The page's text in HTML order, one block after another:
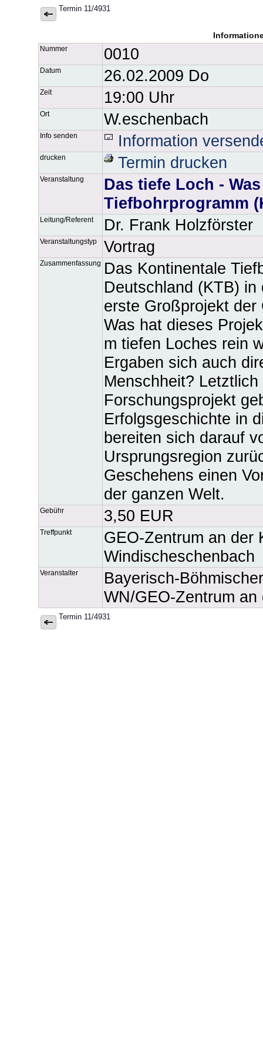
Termin 11/4931
Nummer 0010
Datum 26.02.2009 Do
Zeit 19:00 Uhr
Ort W.eschenbach
Info senden Information
drucken Termin drucken
Veranstaltung
Das tiefe Loch -
Tiefbohrprogramm
Leitung/Referent Dr. Frank Holzförster
Veranstaltungstyp Vortrag
Zusammenfassung
Das Kontinentale
Deutschland (KTB)
erste Großprojekt
Was hat dieses
m tiefen Loches rein
Ergaben sich auch
Menschheit?
Forschungsprojekt
Erfolgsgeschichte in
bereiten sich darauf
Ursprungsregion
Geschehens einen
der ganzen Welt.
Gebühr 3,50 EUR
Treffpunkt
GEO-Zentrum an der
Windischeschenbach
Veranstalter
Bayerisch-
WN/GEO-Zentrum an
Termin 11/4931